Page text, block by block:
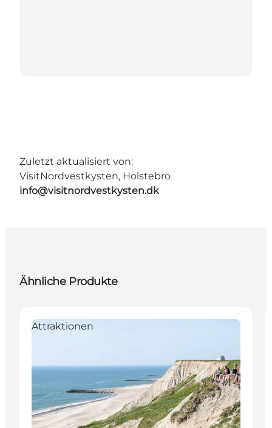
Zuletzt aktualisiert von:
VisitNordvestkysten, Holstebro
info@visitnordvestkysten.dk
Ähnliche Produkte
Attraktionen